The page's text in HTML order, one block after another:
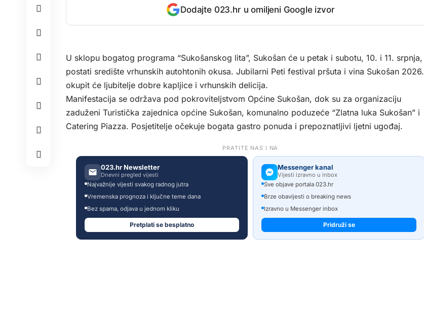
Dodajte 023.hr u omiljeni Google izvor
U sklopu bogatog programa “Sukošanskog lita”, Sukošan će u petak i subotu, 10. i 11. srpnja,
postati središte vrhunskih autohtonih okusa. Jubilarni Peti festival pršuta i vina Sukošan 2026.
okupit će ljubitelje dobre kapljice i vrhunskih delicija.
Manifestacija se održava pod pokroviteljstvom Općine Sukošan, dok su za organizaciju
zaduženi Turistička zajednica općine Sukošan, komunalno poduzeće “Zlatna luka Sukošan” i
Catering Piazza. Posjetitelje očekuje bogata gastro ponuda i prepoznatljivi ljetni ugođaj.
PRATITE NAS I NA
023.hr Newsletter
Dnevni pregled vijesti
Najvažnije vijesti svakog radnog jutra
Vremenska prognoza i ključne teme dana
Bez spama, odjava u jednom kliku
Pretplati se besplatno
Messenger kanal
Vijesti izravno u inbox
Sve objave portala 023.hr
Brze obavijesti o breaking news
Izravno u Messenger inbox
Pridruži se